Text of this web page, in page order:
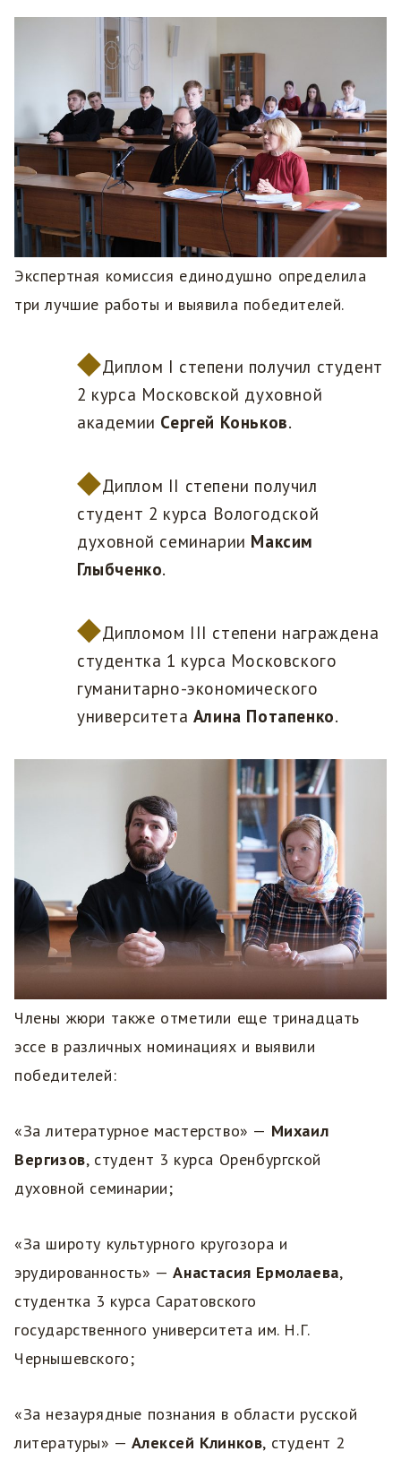
Экспертная комиссия единодушно определила
три лучшие работы и выявила победителей.
Диплом I степени получил студент
2 курса Московской духовной
академии Сергей Коньков.
Диплом II степени получил
студент 2 курса Вологодской
духовной семинарии Максим
Глыбченко.
Дипломом III степени награждена
студентка 1 курса Московского
гуманитарно-экономического
университета Алина Потапенко.
Члены жюри также отметили еще тринадцать
эссе в различных номинациях и выявили
победителей:
«За литературное мастерство» — Михаил
Вергизов, студент 3 курса Оренбургской
духовной семинарии;
«За широту культурного кругозора и
эрудированность» —Анастасия Ермолаева,
студентка 3 курса Саратовского
государственного университета им. Н.Г.
Чернышевского;
«За незаурядные познания в области русской
литературы» —Алексей Клинков, студент 2